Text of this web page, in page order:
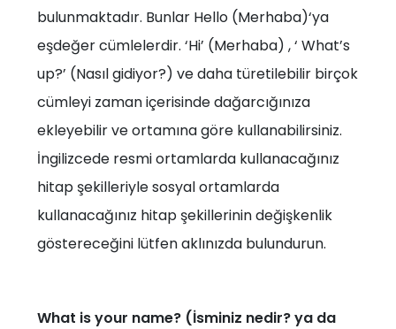
bulunmaktadır. Bunlar Hello (Merhaba)‘ya
eşdeğer cümlelerdir. ‘Hi’ (Merhaba) , ‘ What’s
up?’ (Nasıl gidiyor?) ve daha türetilebilir birçok
cümleyi zaman içerisinde dağarcığınıza
ekleyebilir ve ortamına göre kullanabilirsiniz.
İngilizcede resmi ortamlarda kullanacağınız
hitap şekilleriyle sosyal ortamlarda
kullanacağınız hitap şekillerinin değişkenlik
göstereceğini lütfen aklınızda bulundurun.
What is your name? (İsminiz nedir? ya da